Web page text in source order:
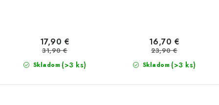
Skladom (>3 ks)
17,90 €
31,90 €
Skladom (>3 ks)
16,70 €
23,90 €